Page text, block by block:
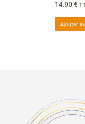
14.90 €
Ajouter